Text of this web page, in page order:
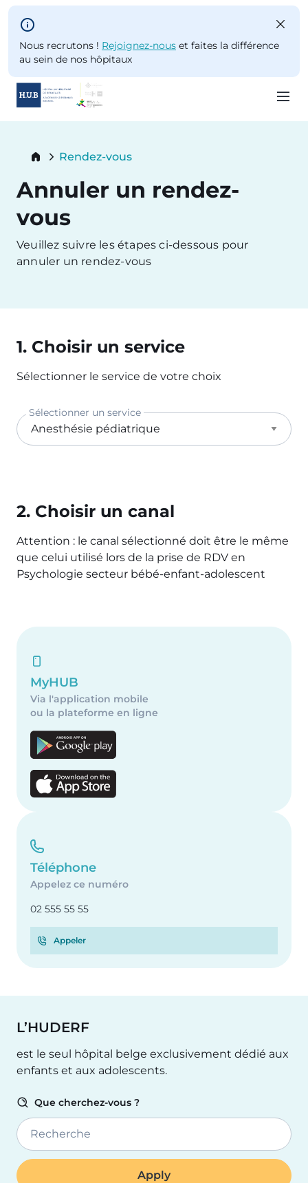
Skip to main content
Nous recrutons ! Rejoignez-nous et faites la différence
au sein de nos hôpitaux
content
Breadcrumb
Rendez-vous
Annuler un rendez-
vous
Veuillez suivre les étapes ci-dessous pour
annuler un rendez-vous
1. Choisir un service
Sélectionner le service de votre choix
Sélectionner un service
2. Choisir un canal
Attention : le canal sélectionné doit être le même
que celui utilisé lors de la prise de RDV en
Psychologie secteur bébé-enfant-adolescent
MyHUB
Via l'application mobile
ou la plateforme en ligne
Téléphone
Appelez ce numéro
02 555 55 55
Appeler
L’HUDERF
est le seul hôpital belge exclusivement dédié aux
enfants et aux adolescents.
Que cherchez-vous ?
Recherche